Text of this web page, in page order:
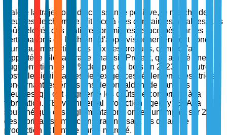
Malgré la trajectoire de croissance positive, le marché des
meubles de chambre fait face à des contraintes notables. Les
coûts élevés des matières premières, exacerbés par les
perturbations de la chaîne d'approvisionnement, ont conduit
à une augmentation des prix des produits, comme l'a
rapporté le Global Trade Analysis Project, qui a noté une
augmentation de 15 % des prix du bois en 2023. Un autre
obstacle significatif est les exigences réglementaires strictes
concernant les émissions de formaldéhyde dans les
meubles, qui ont augmenté les coûts de conformité à la
fabrication. L'Environmental Protection Agency (EPA) a
souligné que ces réglementations ont eu un impact sur 25 %
des fabricants américains, ralentissant les délais de
production et l'entrée sur le marché.